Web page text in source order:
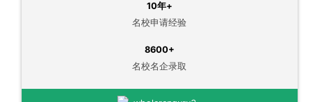
10年+
名校申请经验
8600+
名校名企录取